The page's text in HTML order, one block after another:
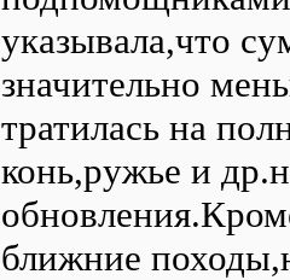
указывала,что
значительно
тратилась на
конь,ружье и
ближние